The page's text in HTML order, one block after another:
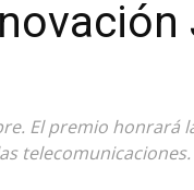
El premio honrará
telecomunicaciones.